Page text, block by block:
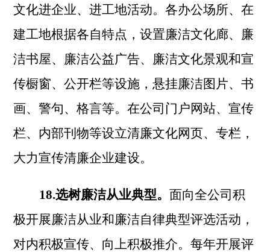
文化进企业、进工地活动。各办公场所、在
建工地根据各自特点，设置廉洁文化廊、廉
洁书屋、廉洁公益广告、廉洁文化景观和宣
传橱窗、公开栏等设施，悬挂廉洁图片、书
画、警句、格言等。在公司门户网站、宣传
栏、内部刊物等设立清廉文化网页、专栏，
大力宣传清廉企业建设。
18.选树廉洁从业典型。面向全公司积
极开展廉洁从业和廉洁自律典型评选活动，
对内积极宣传、向上积极推介。每年开展评